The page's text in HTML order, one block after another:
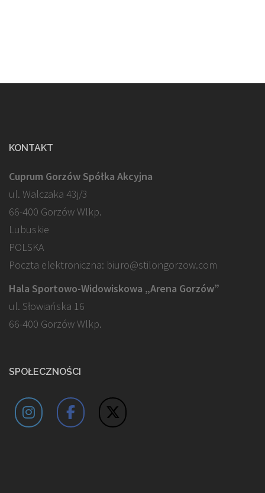
KONTAKT
Cuprum Gorzów Spółka Akcyjna
ul. Walczaka 43j/3
66-400 Gorzów Wlkp.
Lubuskie
POLSKA
Poczta elektroniczna: biuro@stilongorzow.com
Hala Sportowo-Widowiskowa „Arena Gorzów”
ul. Słowiańska 16
66-400 Gorzów Wlkp.
SPOŁECZNOŚCI